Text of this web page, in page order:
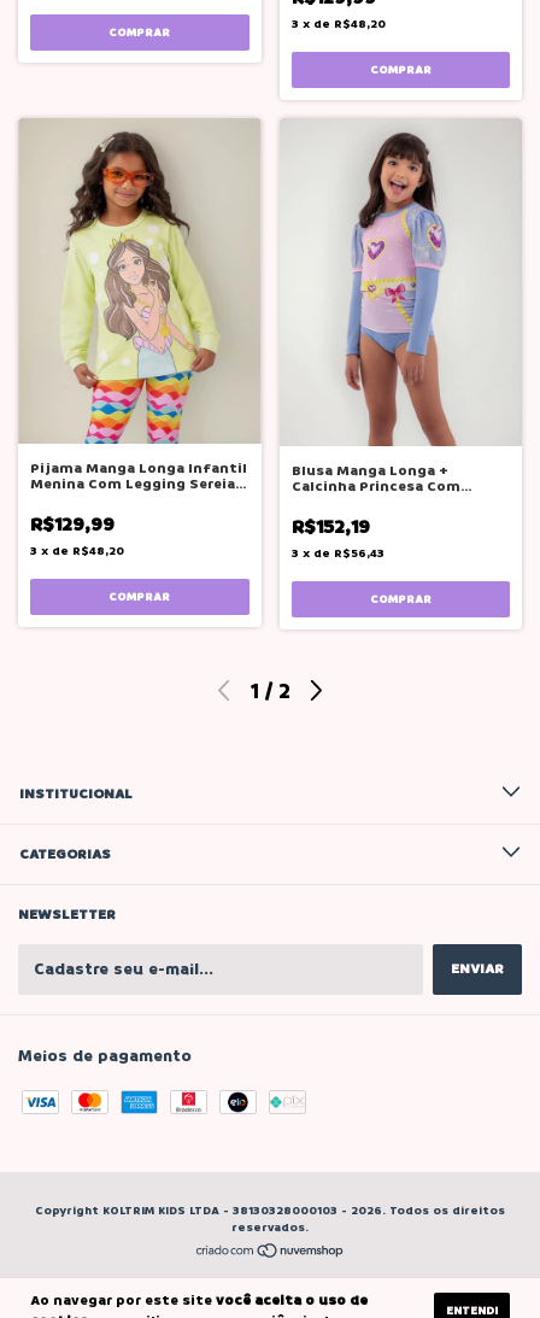
Ao navegar por este sitevocê aceita o uso de
ENTENDI
COMPRAR
3 x de R$48,20
COMPRAR
Pijama Manga Longa Infantil
Menina Com Legging Sereia
R$129,99
3 x de R$48,20
COMPRAR
Blusa Manga Longa +
Calcinha Princesa Com
R$152,19
3 x de R$56,43
COMPRAR
1 / 2
INSTITUCIONAL
CATEGORIAS
NEWSLETTER
Meios de pagamento
Copyright KOLTRIM KIDS LTDA - 38130328000103 - 2026. Todos os direitos
reservados.